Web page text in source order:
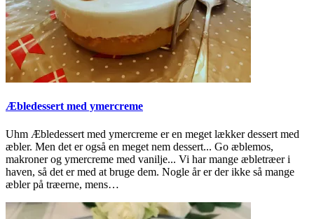
Æbledessert med ymercreme
Uhm Æbledessert med ymercreme er en meget lækker dessert med
æbler. Men det er også en meget nem dessert... Go æblemos,
makroner og ymercreme med vanilje... Vi har mange æbletræer i
haven, så det er med at bruge dem. Nogle år er der ikke så mange
æbler på træerne, mens…